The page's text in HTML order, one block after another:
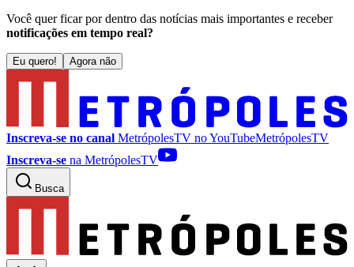
Você quer ficar por dentro das notícias mais importantes e receber
notificações em tempo real?
Eu quero! Agora não
Inscreva-se no canal MetrópolesTV noYouTubeMetrópolesTV
Inscreva-se na MetrópolesTV
Busca